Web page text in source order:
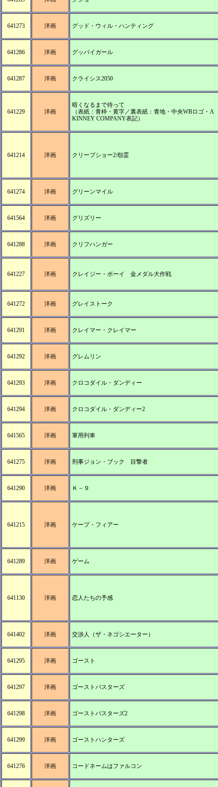
641273 洋画 グッド・ウィル・ハンティング
641286 洋画 グッバイガール
641287 洋画 クライシス2050
641229 洋画
暗くなるまで待って
（表紙：青枠・黄字／裏表紙：青地・中央WBロゴ・A
KINNEY COMPANY表記）
641214 洋画 クリープショー2/怨霊
641274 洋画 グリーンマイル
641564 洋画 グリズリー
641288 洋画 クリフハンガー
641227 洋画 クレイジー・ボーイ 金メダル大作戦
641272 洋画 グレイストーク
641291 洋画 クレイマー・クレイマー
641292 洋画 グレムリン
641293 洋画 クロコダイル・ダンディー
641294 洋画 クロコダイル・ダンディー2
641565 洋画 軍用列車
641275 洋画 刑事ジョン・ブック 目撃者
641290 洋画 Ｋ－９
641215 洋画 ケープ・フィアー
641289 洋画 ゲーム
641130 洋画 恋人たちの予感
641402 洋画 交渉人（ザ・ネゴシエーター）
641295 洋画 ゴースト
641297 洋画 ゴーストバスターズ
641298 洋画 ゴーストバスターズ2
641299 洋画 ゴーストハンターズ
641276 洋画 コードネームはファルコン